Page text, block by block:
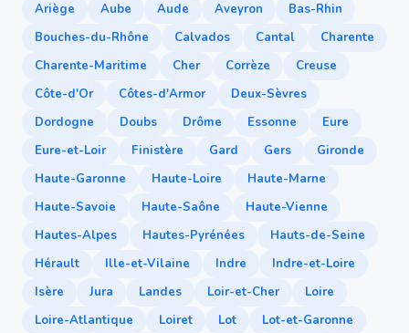
Ariège
Aube Aude Aveyron
Bas-Rhin
Bouches-du-Rhône
Calvados Cantal
Charente
Charente-Maritime
Cher Corrèze
Creuse
Côte-d'Or
Côtes-d'Armor
Deux-Sèvres
Dordogne
Doubs Drôme Essonne
Eure
Eure-et-Loir
Finistère Gard Gers
Gironde
Haute-Garonne
Haute-Loire
Haute-Marne
Haute-Savoie
Haute-Saône
Haute-Vienne
Hautes-Alpes
Hautes-Pyrénées
Hauts-de-Seine
Hérault
Ille-et-Vilaine Indre
Indre-et-Loire
Isère
Jura Landes Loir-et-Cher
Loire
Loire-Atlantique
Loiret Lot
Lot-et-Garonne